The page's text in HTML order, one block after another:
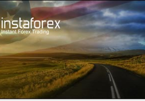
торговый счёт
Инвесторам